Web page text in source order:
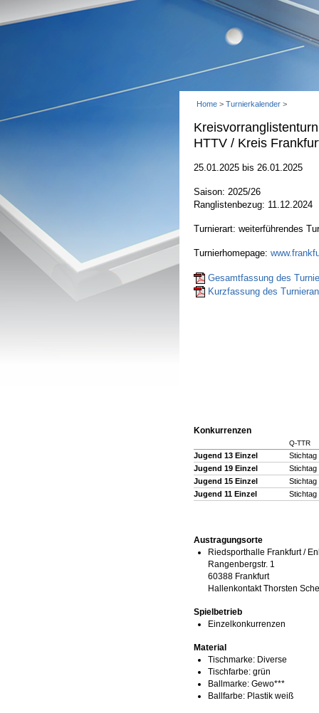
Home > Turnierkalender >
HTTV / Kreis
25.01.2025 bis 26.01.2025
Saison: 2025/26
Ranglistenbezug: 11.12.2024
Turnierart: weiterführendes
Turnierhomepage:
Gesamtfassung des
Kurzfassung des
Konkurrenzen
Q-TTR
Jugend 13 Einzel
Stichtag
Jugend 19 Einzel
Stichtag
Jugend 15 Einzel
Stichtag
Jugend 11 Einzel
Stichtag
Austragungsorte
Riedsporthalle Frankfurt /
Rangenbergstr. 1
60388 Frankfurt
Hallenkontakt Thorsten
Spielbetrieb
Einzelkonkurrenzen
Material
Tischmarke: Diverse
Tischfarbe: grün
Ballmarke: Gewo***
Ballfarbe: Plastik weiß